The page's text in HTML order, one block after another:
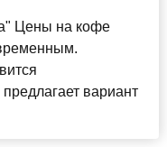
Цены на кофе
вариант